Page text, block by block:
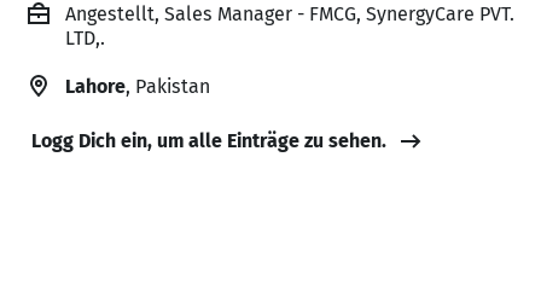
Angestellt, Sales Manager - FMCG, SynergyCare PVT.
LTD,.
Lahore, Pakistan
Logg Dich ein, um alle Einträge zu sehen.